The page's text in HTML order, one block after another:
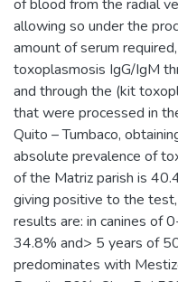
of blood from the radial
allowing so under the
amount of serum
toxoplasmosis IgG/IgM
and through the (kit
that were processed in
Quito – Tumbaco,
absolute prevalence of
of the Matriz parish is
giving positive to the
results are: in canines of
34.8% and> 5 years of
predominates with